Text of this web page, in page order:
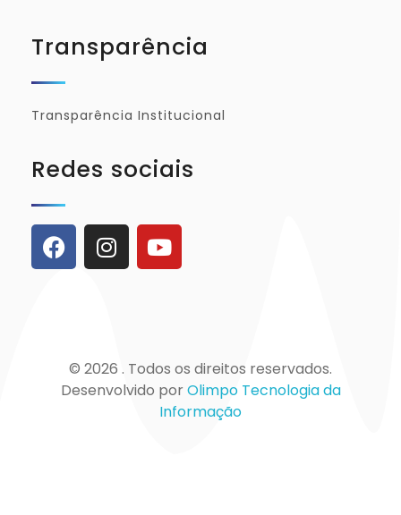
Transparência
Transparência Institucional
Redes sociais
© 2026 . Todos os direitos reservados.
Desenvolvido porOlimpo Tecnologia da
Informação